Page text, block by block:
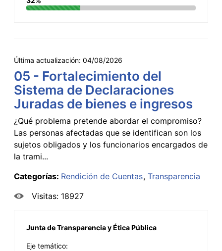
Última actualización: 04/08/2026
05 - Fortalecimiento del
Sistema de Declaraciones
Juradas de bienes e ingresos
¿Qué problema pretende abordar el compromiso?
Las personas afectadas que se identifican son los
sujetos obligados y los funcionarios encargados de
la trami...
Categorías: Rendición de Cuentas Transparencia
Visitas: 18927
Junta de Transparencia y Ética Pública
Eje temático: